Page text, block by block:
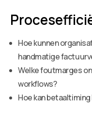
Hoe kunnen
handmatige
Welke foutmarges
workflows?
Hoe kan